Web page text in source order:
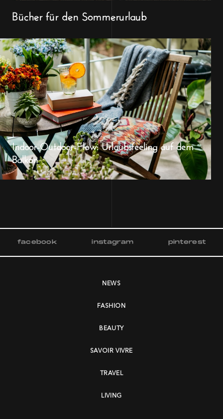
Bücher für den Sommerurlaub
Indoor-Outdoor-Flow: Urlaubsfeeling auf dem
Balkon
facebook instagram pinterest
NEWS
FASHION
BEAUTY
SAVOIR VIVRE
TRAVEL
LIVING